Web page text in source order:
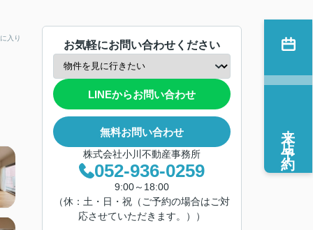
入り
お気軽にお問い合わせください
LINEからお問い合わせ
無料お問い合わせ
株式会社小川不動産事務所
052-936-0259
9:00～18:00
（休：土・日・祝（ご予約の場合はご対
応させていただきます。））
来店予約